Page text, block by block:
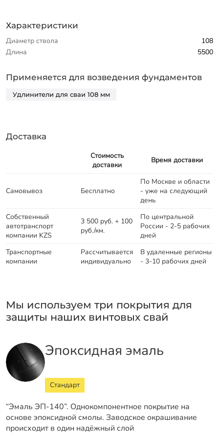
Характеристики
Диаметр ствола
108
Длина
5500
Применяется для возведения фундаментов
Удлинители для сваи 108 мм
Доставка
Стоимость
доставки
Время доставки
Самовывоз Бесплатно
По Москве и области
- уже на следующий
день
Собственный
автотранспорт
компании KZS
3 500 руб. + 100
руб./км.
По центральной
России - 2-5 рабочих
дней
Транспортные
компании
Рассчитывается
индивидуально
В удаленные регионы
- 3-10 рабочих дней
Мы используем три покрытия для
защиты наших винтовых свай
Эпоксидная эмаль
Стандарт
“Эмаль ЭП-140”. Однокомпонентное покрытие на
основе эпоксидной смолы. Заводское окрашивание
происходит в один надёжный слой